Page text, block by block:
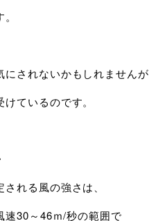
にされないかもしれませんが
ているのです。
れる風の強さは、
速30～46ｍ/秒の範囲で